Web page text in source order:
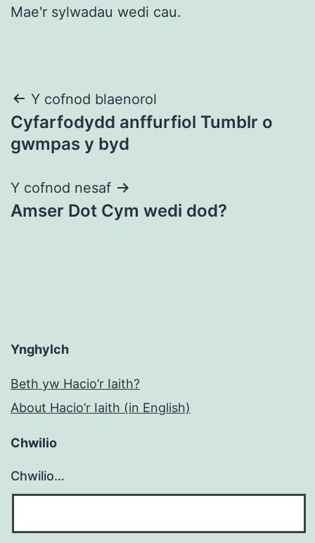
Mae'r sylwadau wedi cau.
Llywio
cofnod
Y cofnod blaenorol
Cyfarfodydd anffurfiol Tumblr o
gwmpas y byd
Y cofnod nesaf
Amser Dot Cym wedi dod?
Ynghylch
Beth yw Hacio’r Iaith?
About Hacio’r Iaith (in English)
Chwilio
Chwilio…